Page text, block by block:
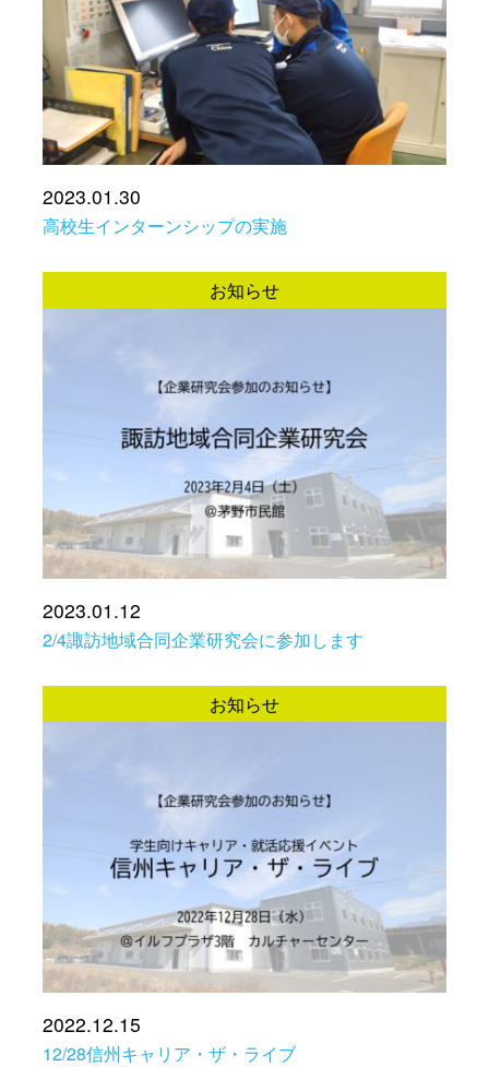
2023.01.30
高校生インターンシップの実施
お知らせ
2023.01.12
2/4諏訪地域合同企業研究会に参加します
お知らせ
2022.12.15
12/28信州キャリア・ザ・ライブ